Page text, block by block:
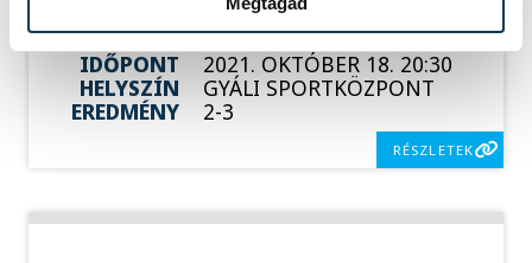
KISTARCSA
VENDÉG
BALATON BÚTOR FCV
IDŐPONT
2021. OKTÓBER 18. 20:30
HELYSZÍN
GYÁLI SPORTKÖZPONT
EREDMÉNY
2-3
RÉSZLETEK